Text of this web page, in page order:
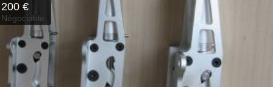
200 €
Négociable